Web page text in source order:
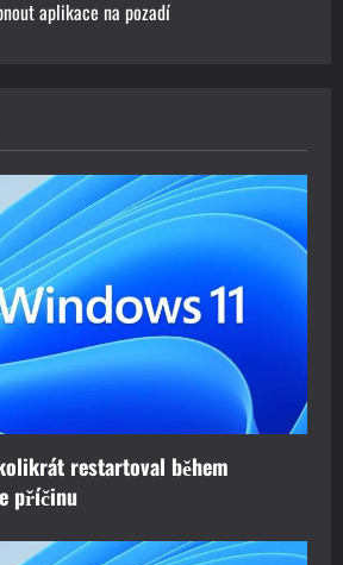
aplikace na pozadí
restartoval během
příčinu